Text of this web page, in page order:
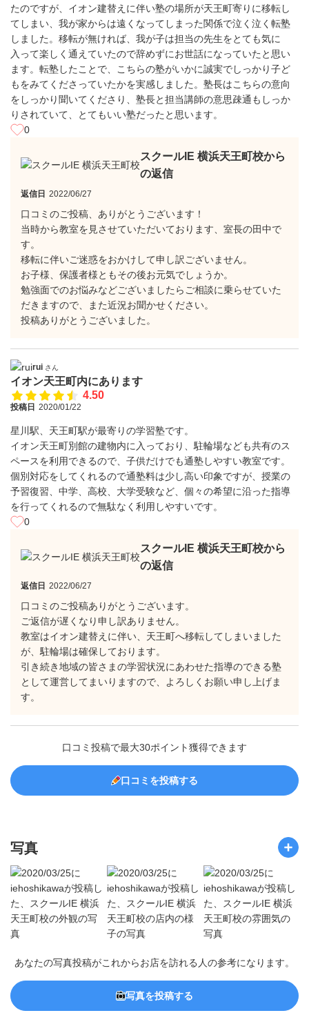
たのですが、イオン建替えに伴い塾の場所が天王町寄りに移転し
てしまい、我が家からは遠くなってしまった関係で泣く泣く転塾
しました。移転が無ければ、我が子は担当の先生をとても気に
入って楽しく通えていたので辞めずにお世話になっていたと思い
ます。転塾したことで、こちらの塾がいかに誠実でしっかり子ど
もをみてくださっていたかを実感しました。塾長はこちらの意向
をしっかり聞いてくださり、塾長と担当講師の意思疎通もしっか
りされていて、とてもいい塾だったと思います。
0
スクールIE 横浜天王町校から
の返信
返信日 2022/06/27
口コミのご投稿、ありがとうございます！
当時から教室を見させていただいております、室長の田中で
す。
移転に伴いご迷惑をおかけして申し訳ございません。
お子様、保護者様ともその後お元気でしょうか。
勉強面でのお悩みなどございましたらご相談に乗らせていた
だきますので、また近況お聞かせください。
投稿ありがとうございました。
rui さん
イオン天王町内にあります
4.50
投稿日 2020/01/22
星川駅、天王町駅が最寄りの学習塾です。
イオン天王町別館の建物内に入っており、駐輪場なども共有のス
ペースを利用できるので、子供だけでも通塾しやすい教室です。
個別対応をしてくれるので通塾料は少し高い印象ですが、授業の
予習復習、中学、高校、大学受験など、個々の希望に沿った指導
を行ってくれるので無駄なく利用しやすいです。
0
スクールIE 横浜天王町校から
の返信
返信日 2022/06/27
口コミのご投稿ありがとうございます。
ご返信が遅くなり申し訳ありません。
教室はイオン建替えに伴い、天王町へ移転してしまいました
が、駐輪場は確保しております。
引き続き地域の皆さまの学習状況にあわせた指導のできる塾
として運営してまいりますので、よろしくお願い申し上げま
す。
口コミ投稿で最大30ポイント獲得できます
口コミを投稿する
写真
あなたの写真投稿がこれからお店を訪れる人の参考になります。
写真を投稿する